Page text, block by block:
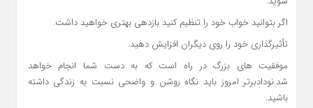
اگر بتوانید خواب خود را تنظیم کنید بازدهی بهتری خواهید داشت.
تأثیرگذاری خود را روی دیگران افزایش دهید.
موفقیت های بزرگ در راه است که به دست شما انجام خواهد
شد.نودادبرتر امروز باید نگاه روشن و واضحی نسبت به زندگی داشته
باشید.